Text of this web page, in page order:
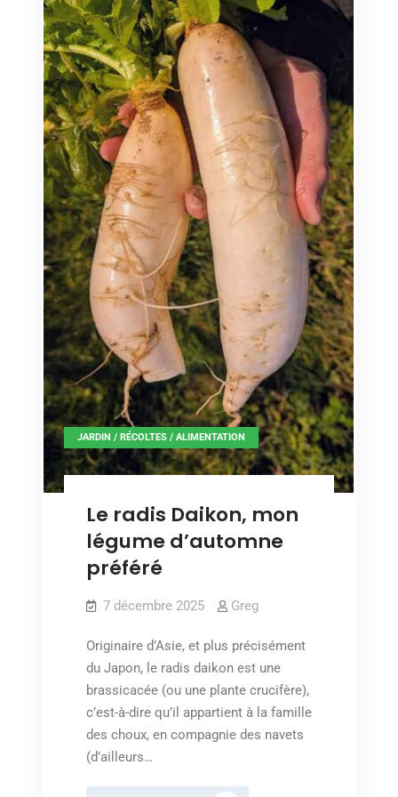
JARDIN / RÉCOLTES / ALIMENTATION
Le radis Daikon, mon
légume d’automne
préféré
7 décembre 2025 Greg
Originaire d’Asie, et plus précisément
du Japon, le radis daikon est une
brassicacée (ou une plante crucifère),
c’est-à-dire qu’il appartient à la famille
des choux, en compagnie des navets
(d’ailleurs…